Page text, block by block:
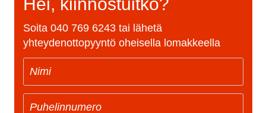
Hei, kiinnostuitko?
Soita 040 769 6243tai lähetä
yhteydenottopyyntö oheisella lomakkeella